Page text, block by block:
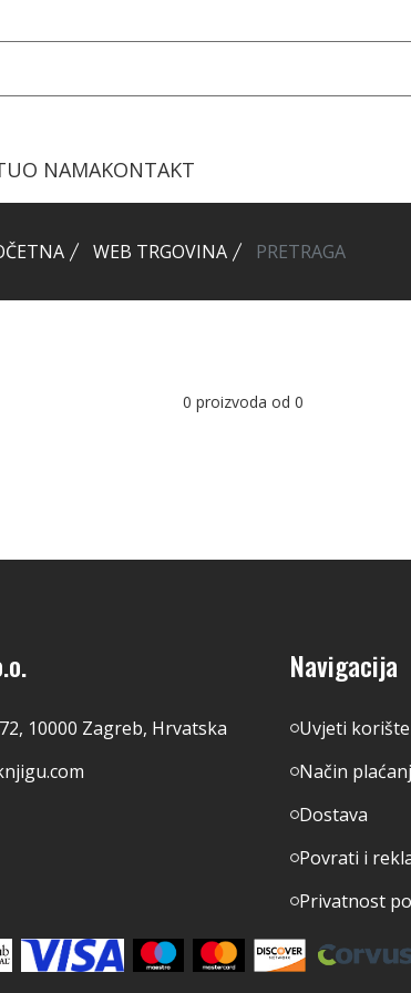
O NAMAKONTAKT
WEB TRGOVINA PRETRAGA
0 proizvoda od 0
10000 Zagreb, Hrvatska
Navigacija
Uvjeti
Način
Dostava
Povrati i
Privatnost